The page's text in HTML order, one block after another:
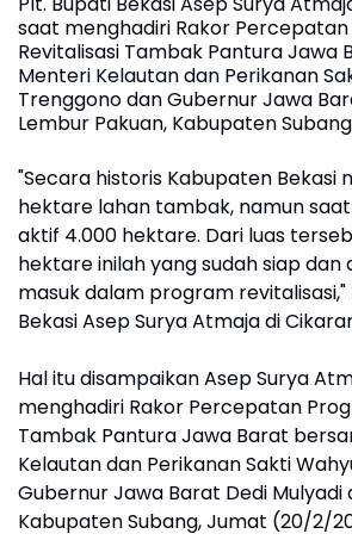
saat menghadiri Rakor
Revitalisasi Tambak Pantura Jawa
Menteri Kelautan dan Perikanan
Trenggono dan Gubernur Jawa
Lembur Pakuan, Kabupaten Subang
"Secara historis Kabupaten Bekasi
hektare lahan tambak, namun
aktif 4.000 hektare. Dari luas
hektare inilah yang sudah siap dan
masuk dalam program
Bekasi Asep Surya Atmaja di
Hal itu disampaikan Asep Surya
menghadiri Rakor Percepatan
Tambak Pantura Jawa Barat
Kelautan dan Perikanan Sakti
Gubernur Jawa Barat Dedi Mulyadi
Kabupaten Subang, Jumat (20/2/